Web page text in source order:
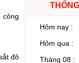
công
đô
Hôm nay :
Hôm qua :
Tháng 08 :